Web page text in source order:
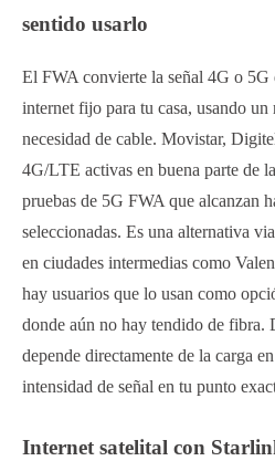
sentido usarlo
El FWA convierte la señal 4G o 5G
internet fijo para tu casa, usando un
necesidad de cable. Movistar,
4G/LTE activas en buena parte de
pruebas de 5G FWA que alcanzan
seleccionadas. Es una alternativa
en ciudades intermedias como
hay usuarios que lo usan como
donde aún no hay tendido de fibra.
depende directamente de la carga
intensidad de señal en tu punto
Internet satelital con